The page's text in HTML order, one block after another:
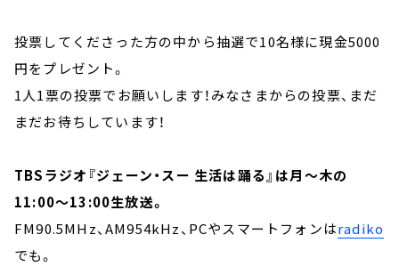
投票してくださった方の中から抽選で10名様に現金5000
円をプレゼント。
1人1票の投票でお願いします！みなさまからの投票、まだ
まだお待ちしています！
TBSラジオ『ジェーン・スー 生活は踊る』は月～木の
11:00～13:00生放送。
FM90.5MHz、AM954kHz、PCやスマートフォンはradiko
でも。